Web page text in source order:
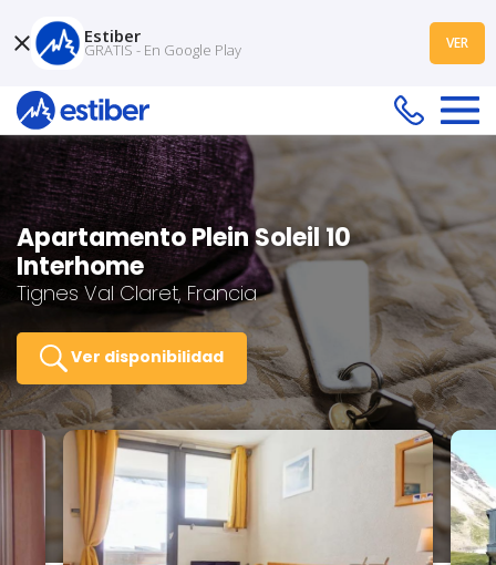
Apartamento Plein Soleil 10
Interhome
Tignes Val Claret, Francia
Ver disponibilidad
Estiber
GRATIS - En Google Play VER